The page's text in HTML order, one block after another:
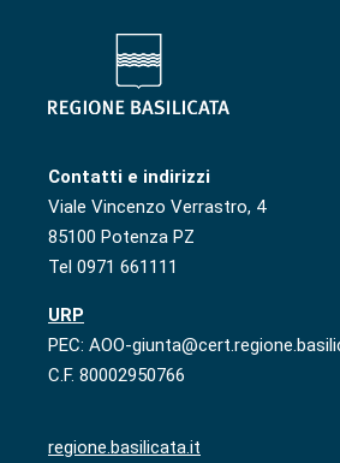
Contatti e indirizzi
Viale Vincenzo Verrastro, 4
85100 Potenza PZ
Tel 0971 661111
URP
PEC: AOO-
C.F. 80002950766
regione.basilicata.it